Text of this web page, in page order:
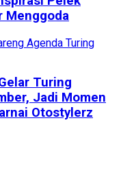
Menggoda
Turing
Jadi Momen
Otostylerz